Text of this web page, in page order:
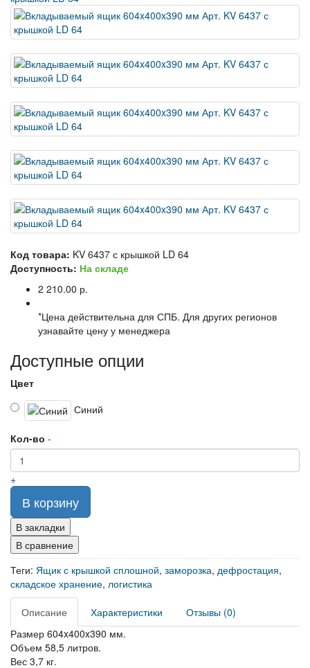
Код товара: KV 6437 с крышкой LD 64
Доступность: На складе
2 210.00 р.
*Цена действительна для СПБ. Для других регионов
узнавайте цену у менеджера
Доступные опции
Цвет
Синий
Кол-во -
+
В корзину
В закладки
В сравнение
Теги: Ящик с крышкой сплошной, заморозка, дефростация,
складское хранение, логистика
Описание Характеристики
Отзывы (0)
Размер 604x400x390 мм.
Объем 58,5 литров.
Вес 3,7 кг.